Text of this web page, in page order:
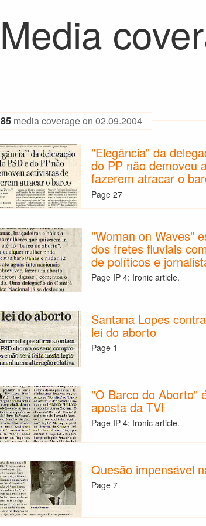
Media
85 media coverage on 02.09.2004
"Elegância" da
do PP não demoveu
fazerem atracar o
Page 27
"Woman on Waves"
dos fretes fluviais
de políticos e
Page IP 4: Ironic article.
Santana Lopes
lei do aborto
Page 1
"O Barco do Aborto"
aposta da TVI
Page IP 4: Ironic article.
Quesão impensável
Page 7